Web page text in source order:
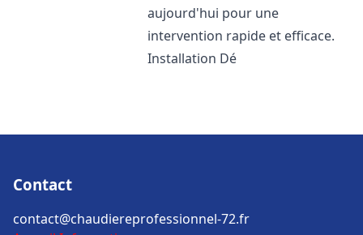
aujourd'hui pour une
intervention rapide et efficace.
Installation Dé
Contact
contact@chaudiereprofessionnel-72.fr